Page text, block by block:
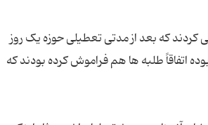
کردند که بعد از مدتی تعطیلی حوزه یک روز
اتفاقاً طلبه ها هم فراموش کرده بودند که